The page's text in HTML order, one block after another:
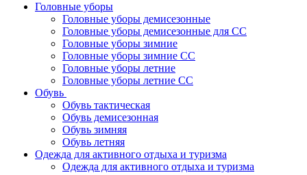
Головные уборы
Головные уборы демисезонные
Головные уборы демисезонные для СС
Головные уборы зимние
Головные уборы зимние СС
Головные уборы летние
Головные уборы летние СС
Обувь
Обувь тактическая
Обувь демисезонная
Обувь зимняя
Обувь летняя
Одежда для активного отдыха и туризма
Одежда для активного отдыха и туризма